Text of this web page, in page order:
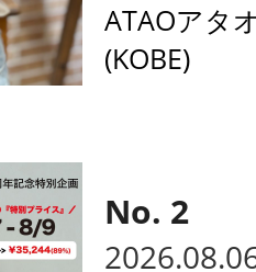
ATAOアタ
(KOBE)